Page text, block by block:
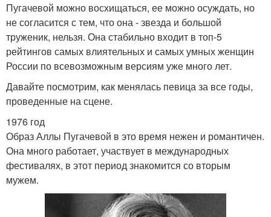
Пугачевой можно восхищаться, ее можно осуждать, но
не согласится с тем, что она - звезда и большой
труженик, нельзя. Она стабильно входит в топ-5
рейтингов самых влиятельных и самых умных женщин
России по всевозможным версиям уже много лет.
Давайте посмотрим, как менялась певица за все годы,
проведенные на сцене.
1976 год
Образ Аллы Пугачевой в это время нежен и романтичен.
Она много работает, участвует в международных
фестивалях, в этот период знакомится со вторым
мужем.